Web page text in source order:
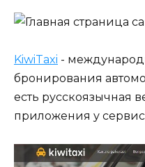
KiwiTaxi -
бронирования
есть русскоязычная
приложения у